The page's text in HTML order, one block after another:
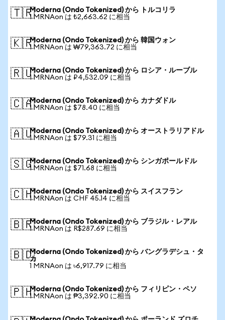
🇹🇷Moderna (Ondo Tokenized) から トルコリラ
1 MRNAon は ₺2,663.62 に相当
🇰🇷Moderna (Ondo Tokenized) から 韓国ウォン
1 MRNAon は ₩79,363.72 に相当
🇷🇺Moderna (Ondo Tokenized) から ロシア・ルーブル
1 MRNAon は ₽4,532.09 に相当
🇨🇦Moderna (Ondo Tokenized) から カナダドル
1 MRNAon は $78.40 に相当
🇦🇺Moderna (Ondo Tokenized) から オーストラリアドル
1 MRNAon は $79.31 に相当
🇸🇬Moderna (Ondo Tokenized) から シンガポールドル
1 MRNAon は $71.68 に相当
🇨🇭Moderna (Ondo Tokenized) から スイスフラン
1 MRNAon は CHF 45.14 に相当
🇧🇷Moderna (Ondo Tokenized) から ブラジル・レアル
1 MRNAon は R$287.69 に相当
🇧🇩Moderna (Ondo Tokenized) から バングラデシュ・タ
カ
1 MRNAon は ৳6,917.79 に相当
🇵🇭Moderna (Ondo Tokenized) から フィリピン・ペソ
1 MRNAon は ₱3,392.90 に相当